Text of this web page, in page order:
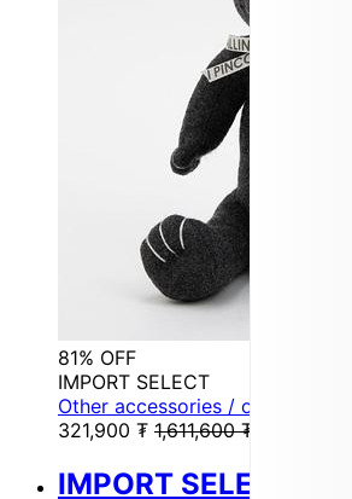
81% OFF
IMPORT SELECT
Other accessories / other
321,900 ₮ 1,611,600 ₮
IMPORT SELECT